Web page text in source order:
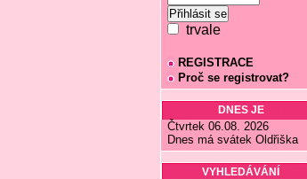
trvale
REGISTRACE
Proč se registrovat?
DNES JE
Čtvrtek 06.08. 2026
Dnes má svátek Oldřiška
VYHLEDÁVÁNÍ